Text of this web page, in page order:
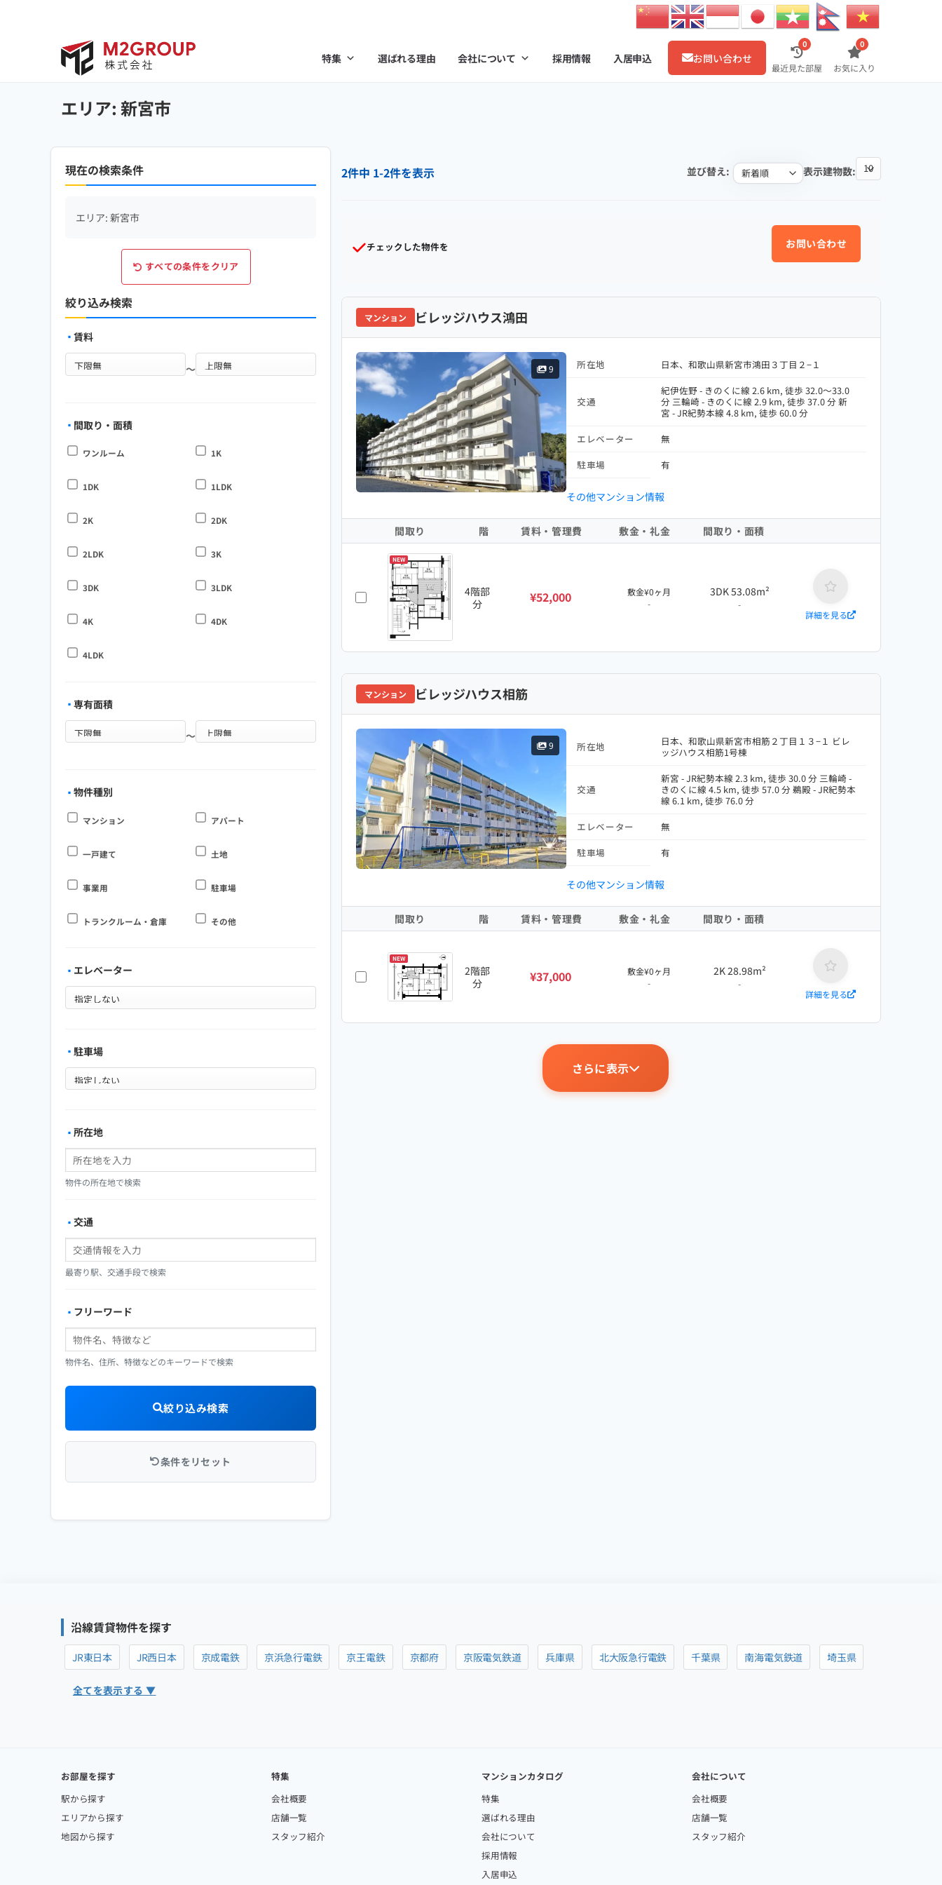
特集 選ばれる理由 会社について 採用情報 入居申込 お問い合わせ
0
最近見た部屋
0
お気に入り
エリア: 新宮市
現在の検索条件
エリア: 新宮市
すべての条件をクリア
絞り込み検索
賃料
～
間取り・面積
ワンルーム 1K
1DK 1LDK
2K 2DK
2LDK 3K
3DK 3LDK
4K 4DK
4LDK
専有面積
～
物件種別
マンション アパート
一戸建て 土地
事業用 駐車場
トランクルーム・倉庫 その他
エレベーター
駐車場
所在地
物件の所在地で検索
交通
最寄り駅、交通手段で検索
フリーワード
物件名、住所、特徴などのキーワードで検索
絞り込み検索
条件をリセット
2件中 1-2件を表示 並び替え: 表示建物数:
チェックした物件を お問い合わせ
マンション ビレッジハウス鴻田
9 所在地 日本、和歌山県新宮市鴻田３丁目２−１
交通
紀伊佐野 - きのくに線 2.6 km, 徒歩 32.0～33.0
分 三輪崎 - きのくに線 2.9 km, 徒歩 37.0 分 新
宮 - JR紀勢本線 4.8 km, 徒歩 60.0 分
エレベーター
無
駐車場
有
その他マンション情報
間取り 階 賃料・管理費 敷金・礼金 間取り・面積
NEW
4階部
分
¥52,000
敷金¥0ヶ月
-
3DK 53.08m²
-
詳細を見る
マンション ビレッジハウス相筋
9 所在地
日本、和歌山県新宮市相筋２丁目１３−１ ビレ
ッジハウス相筋1号棟
交通
新宮 - JR紀勢本線 2.3 km, 徒歩 30.0 分 三輪崎 -
きのくに線 4.5 km, 徒歩 57.0 分 鵜殿 - JR紀勢本
線 6.1 km, 徒歩 76.0 分
エレベーター
無
駐車場
有
その他マンション情報
間取り 階 賃料・管理費 敷金・礼金 間取り・面積
NEW
2階部
分
¥37,000
敷金¥0ヶ月
-
2K 28.98m²
-
詳細を見る
さらに表示
沿線賃貸物件を探す
JR東日本 JR西日本 京成電鉄 京浜急行電鉄 京王電鉄 京都府 京阪電気鉄道 兵庫県 北大阪急行電鉄 千葉県 南海電気鉄道 埼玉県
全てを表示する ▼
お部屋を探す
駅から探す
エリアから探す
地図から探す
特集
会社概要
店舗一覧
スタッフ紹介
マンションカタログ
特集
選ばれる理由
会社について
採用情報
入居申込
会社について
会社概要
店舗一覧
スタッフ紹介